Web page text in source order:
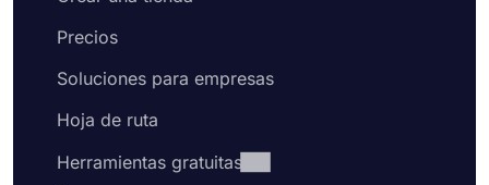
Precios
Soluciones para empresas
Hoja de ruta
Herramientas gratuitas